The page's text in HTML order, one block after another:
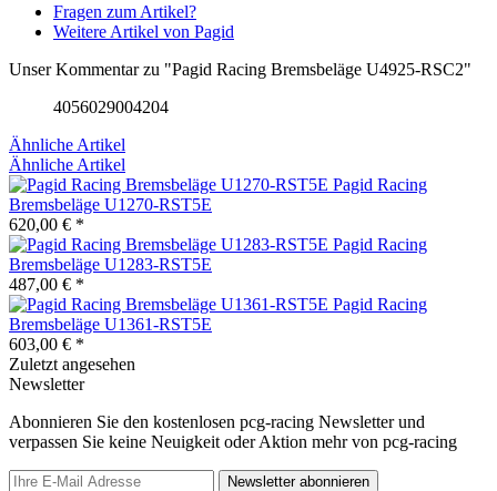
Fragen zum Artikel?
Weitere Artikel von Pagid
Unser Kommentar zu "Pagid Racing Bremsbeläge U4925-RSC2"
4056029004204
Ähnliche Artikel
Ähnliche Artikel
Pagid Racing
Bremsbeläge U1270-RST5E
620,00 € *
Pagid Racing
Bremsbeläge U1283-RST5E
487,00 € *
Pagid Racing
Bremsbeläge U1361-RST5E
603,00 € *
Zuletzt angesehen
Newsletter
Abonnieren Sie den kostenlosen pcg-racing Newsletter und
verpassen Sie keine Neuigkeit oder Aktion mehr von pcg-racing
Newsletter abonnieren